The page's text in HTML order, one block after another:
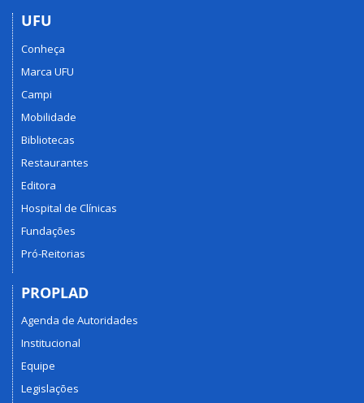
UFU
Conheça
Marca UFU
Campi
Mobilidade
Bibliotecas
Restaurantes
Editora
Hospital de Clínicas
Fundações
Pró-Reitorias
PROPLAD
Agenda de Autoridades
Institucional
Equipe
Legislações